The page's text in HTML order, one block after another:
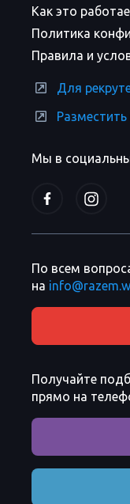
Мы в
Как это
Политика
Правила и
Для
По всем
на
Получайте
прямо на